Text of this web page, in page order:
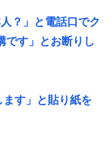
も言える結末が待
？」と電話口でク
す」とお断りし
す」と貼り紙を